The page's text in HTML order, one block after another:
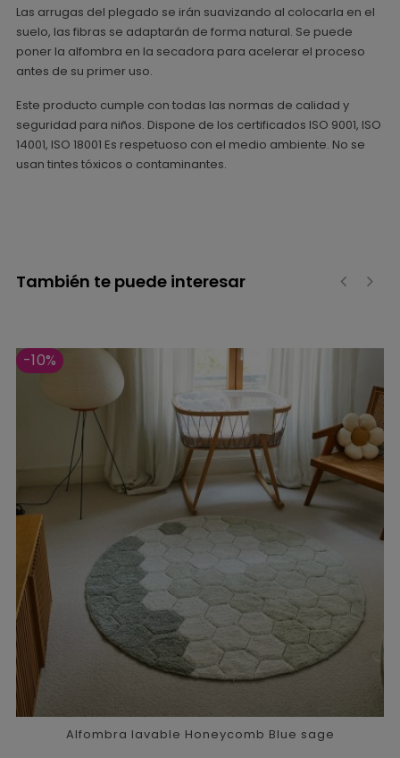
Las arrugas del plegado se irán suavizando al colocarla en el
suelo, las fibras se adaptarán de forma natural. Se puede
poner la alfombra en la secadora para acelerar el proceso
antes de su primer uso.
Este producto cumple con todas las normas de calidad y
seguridad para niños. Dispone de los certificados ISO 9001, ISO
14001, ISO 18001 Es respetuoso con el medio ambiente. No se
usan tintes tóxicos o contaminantes.
También te puede interesar
-10%
Alfombra lavable Honeycomb Blue sage